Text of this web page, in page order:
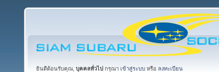
ยินดีต้อนรับคุณ, บุคคลทั่วไป กรุณา เข้าสู่ระบบ หรือ ลงทะเบียน